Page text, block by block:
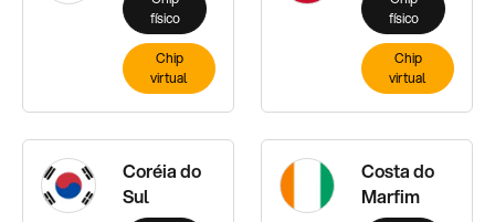
físico
Chip
virtual
físico
Chip
virtual
Coréia do
Sul
Costa do
Marfim